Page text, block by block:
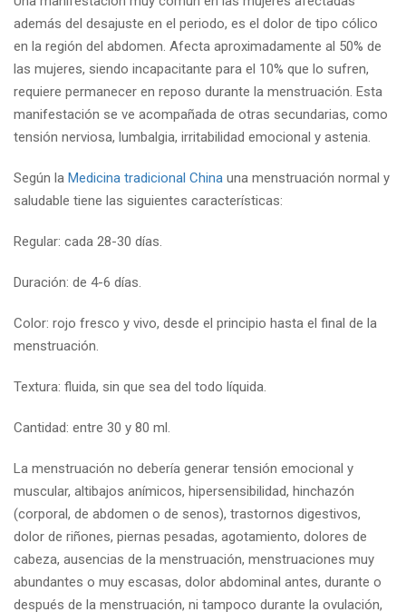
además del desajuste en el periodo, es el dolor de tipo cólico
en la región del abdomen. Afecta aproximadamente al 50% de
las mujeres, siendo incapacitante para el 10% que lo sufren,
requiere permanecer en reposo durante la menstruación. Esta
manifestación se ve acompañada de otras secundarias, como
tensión nerviosa, lumbalgia, irritabilidad emocional y astenia.
Según la Medicina tradicional China una menstruación normal y
saludable tiene las siguientes características:
Regular: cada 28-30 días.
Duración: de 4-6 días.
Color: rojo fresco y vivo, desde el principio hasta el final de la
menstruación.
Textura: fluida, sin que sea del todo líquida.
Cantidad: entre 30 y 80 ml.
La menstruación no debería generar tensión emocional y
muscular, altibajos anímicos, hipersensibilidad, hinchazón
(corporal, de abdomen o de senos), trastornos digestivos,
dolor de riñones, piernas pesadas, agotamiento, dolores de
cabeza, ausencias de la menstruación, menstruaciones muy
abundantes o muy escasas, dolor abdominal antes, durante o
después de la menstruación, ni tampoco durante la ovulación,